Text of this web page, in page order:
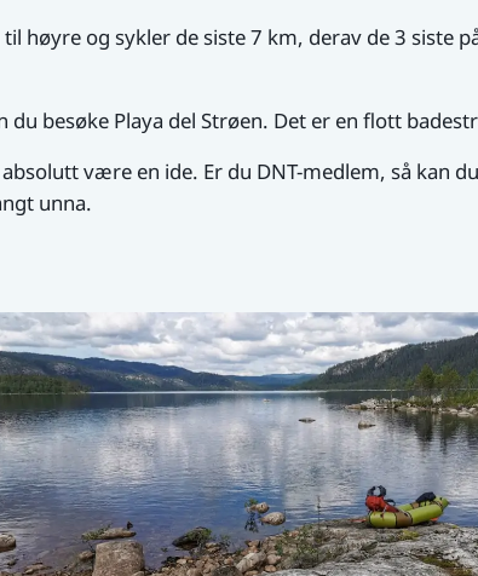
høyre og sykler de siste 7 km, derav de 3 siste
du besøke Playa del Strøen. Det er en flott
være en ide. Er du DNT-medlem, så kan
unna.